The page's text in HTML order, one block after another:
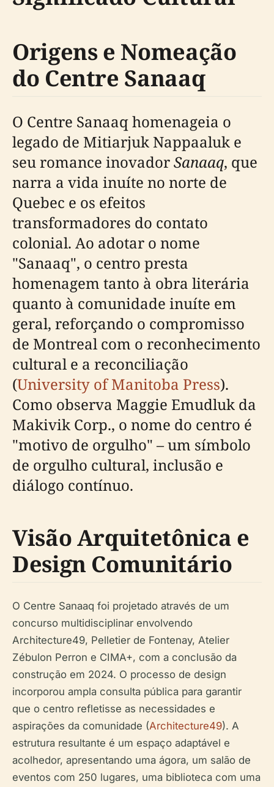
Origens e Nomeação
do Centre Sanaaq
O Centre Sanaaq homenageia o
legado de Mitiarjuk Nappaaluk e
seu romance inovadorSanaaq, que
narra a vida inuíte no norte de
Quebec e os efeitos
transformadores do contato
colonial. Ao adotar o nome
"Sanaaq", o centro presta
homenagem tanto à obra literária
quanto à comunidade inuíte em
geral, reforçando o compromisso
de Montreal com o reconhecimento
cultural e a reconciliação
(University of Manitoba Press).
Como observa Maggie Emudluk da
Makivik Corp., o nome do centro é
"motivo de orgulho" – um símbolo
de orgulho cultural, inclusão e
diálogo contínuo.
Visão Arquitetônica e
Design Comunitário
O Centre Sanaaq foi projetado através de um
concurso multidisciplinar envolvendo
Architecture49, Pelletier de Fontenay, Atelier
Zébulon Perron e CIMA+, com a conclusão da
construção em 2024. O processo de design
incorporou ampla consulta pública para garantir
que o centro refletisse as necessidades e
aspirações da comunidade (Architecture49). A
estrutura resultante é um espaço adaptável e
acolhedor, apresentando uma ágora, um salão de
eventos com 250 lugares, uma biblioteca com uma